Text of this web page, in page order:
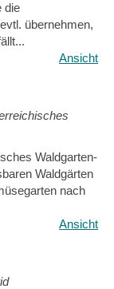
die
übernehmen,
Ansicht
Waldgarten-
Waldgärten
nach
Ansicht